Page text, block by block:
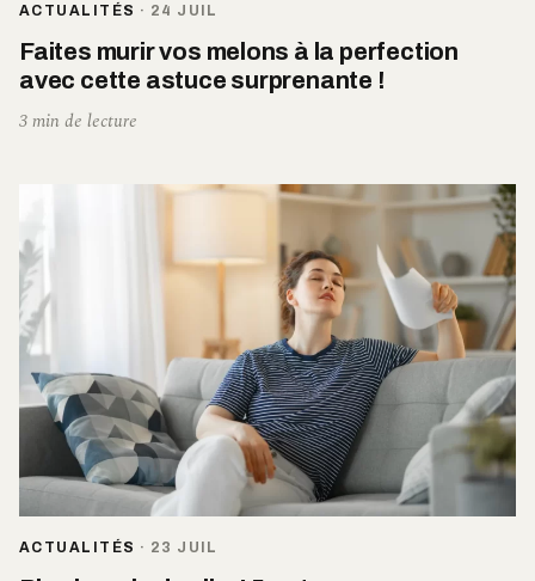
ACTUALITÉS · 24 JUIL
Faites murir vos melons à la perfection
avec cette astuce surprenante !
3 min de lecture
ACTUALITÉS · 23 JUIL